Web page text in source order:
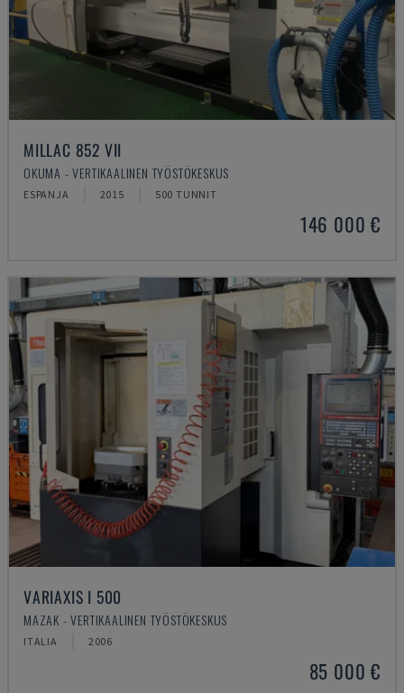
MILLAC 852 VII
OKUMA - VERTIKAALINEN TYÖSTÖKESKUS
ESPANJA 2015 500 TUNNIT
146 000 €
VARIAXIS I 500
MAZAK - VERTIKAALINEN TYÖSTÖKESKUS
ITALIA 2006
85 000 €